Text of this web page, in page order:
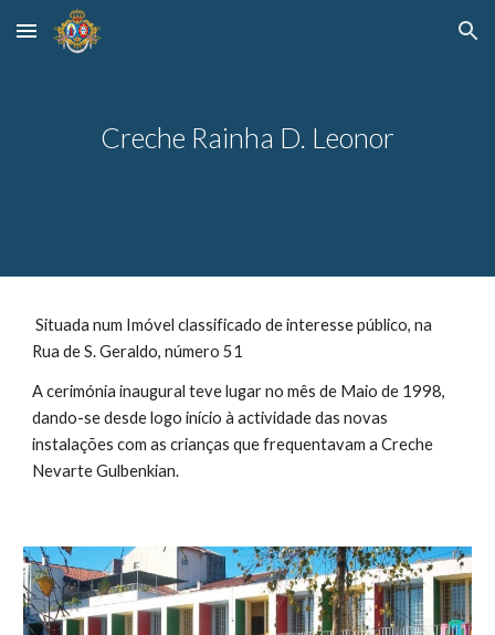
Skip to main content Skip to navigation
Creche Rainha D. Leonor
Situada num Imóvel classificado de interesse público, na
Rua de S. Geraldo, número 51
A cerimónia inaugural teve lugar no mês de Maio de 1998,
dando-se desde logo início à actividade das novas
instalações com as crianças que frequentavam a Creche
Nevarte Gulbenkian.